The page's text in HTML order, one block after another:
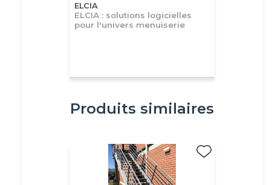
ELCIA
ELCIA : solutions logicielles
pour l'univers menuiserie
Produits similaires